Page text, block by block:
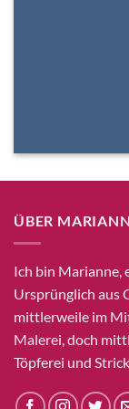
ÜBER
Ich bin Marianne,
Ursprünglich aus
mittlerweile im
Malerei, doch
Töpferei und